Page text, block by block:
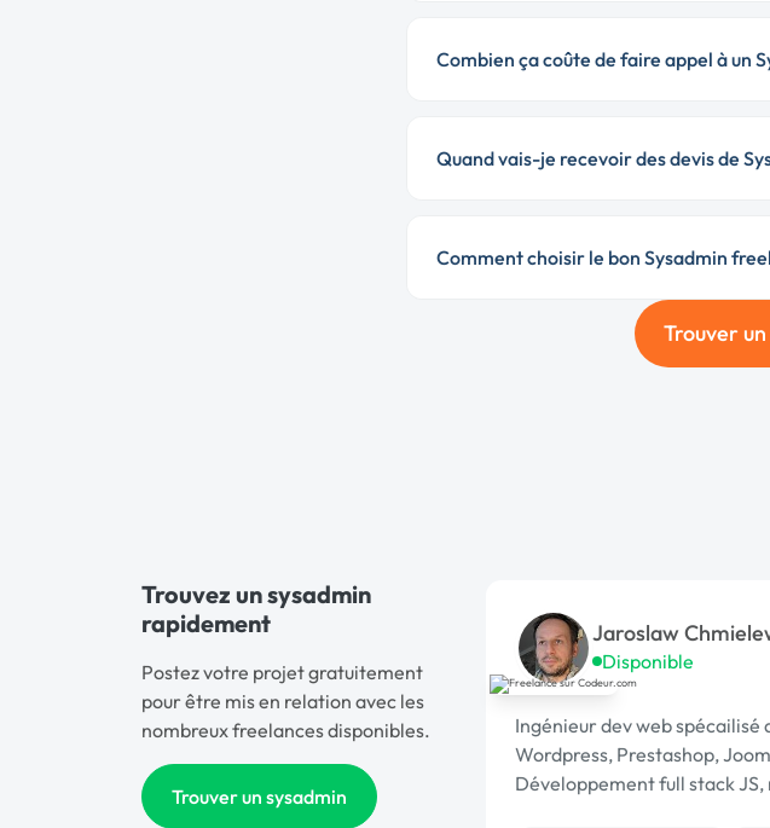
Combien ça coûte de faire appel à un
Quand vais-je recevoir des devis de
Comment choisir le bon Sysadmin
Trouver
Trouvez un sysadmin
rapidement
Postez votre projet gratuitement
pour être mis en relation avec les
nombreux freelances disponibles.
Trouver un sysadmin
Jaroslaw
Disponible
Ingénieur dev web
Wordpress, Prestashop,
Développement full stack JS,